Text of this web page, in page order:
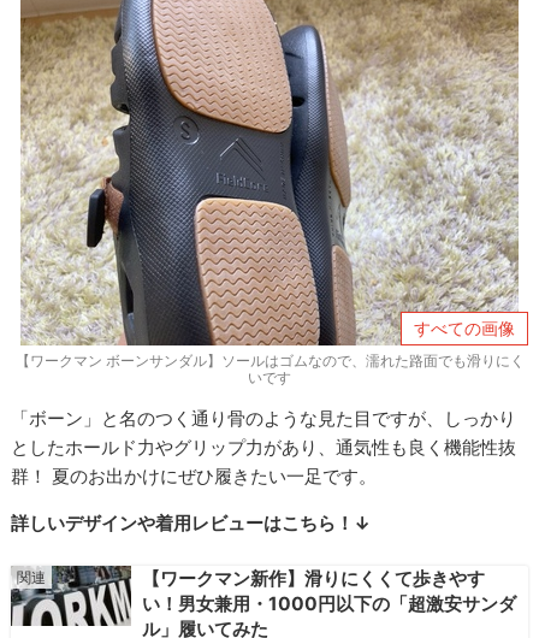
すべての画像
【ワークマン ボーンサンダル】ソールはゴムなので、濡れた路面でも滑りにく
いです
「ボーン」と名のつく通り骨のような見た目ですが、しっかり
としたホールド力やグリップ力があり、通気性も良く機能性抜
群！ 夏のお出かけにぜひ履きたい一足です。
詳しいデザインや着用レビューはこちら！↓
【ワークマン新作】滑りにくくて歩きやす
い！男女兼用・1000円以下の「超激安サンダ
ル」履いてみた